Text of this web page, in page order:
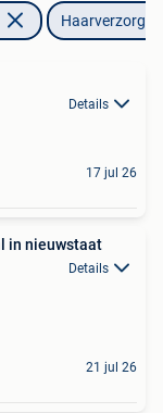
Details
17 jul 26
in nieuwstaat
Details
21 jul 26